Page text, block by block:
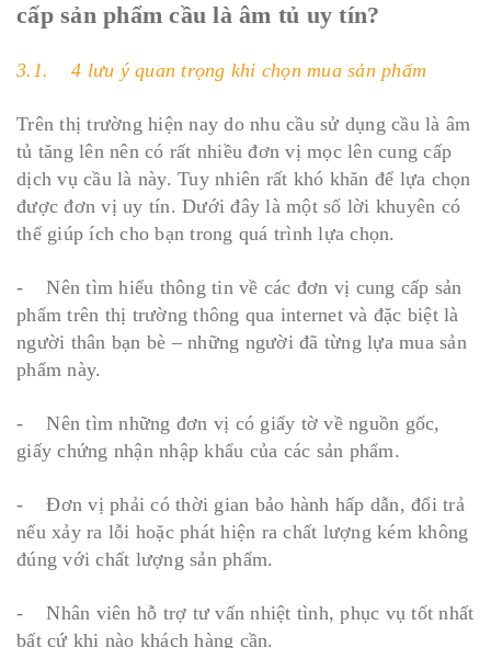
cấp sản phẩm cầu là âm tủ uy tín?
3.1. 4 lưu ý quan trọng khi chọn mua sản phẩm
Trên thị trường hiện nay do nhu cầu sử dụng cầu là âm
tủ tăng lên nên có rất nhiều đơn vị mọc lên cung cấp
dịch vụ cầu là này. Tuy nhiên rất khó khăn để lựa chọn
được đơn vị uy tín. Dưới đây là một số lời khuyên có
thể giúp ích cho bạn trong quá trình lựa chọn.
- Nên tìm hiểu thông tin về các đơn vị cung cấp sản
phẩm trên thị trường thông qua internet và đặc biệt là
người thân bạn bè – những người đã từng lựa mua sản
phẩm này.
- Nên tìm những đơn vị có giấy tờ về nguồn gốc,
giấy chứng nhận nhập khẩu của các sản phẩm.
- Đơn vị phải có thời gian bảo hành hấp dẫn, đổi trả
nếu xảy ra lỗi hoặc phát hiện ra chất lượng kém không
đúng với chất lượng sản phẩm.
- Nhân viên hỗ trợ tư vấn nhiệt tình, phục vụ tốt nhất
bất cứ khi nào khách hàng cần.